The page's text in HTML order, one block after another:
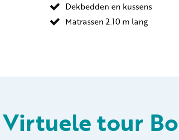
Dekbedden en kussens
Matrassen 2.10 m lang
Virtuele tour